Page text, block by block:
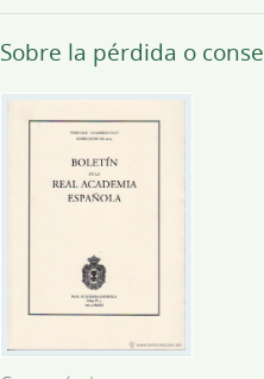
Sobre la pérdida o